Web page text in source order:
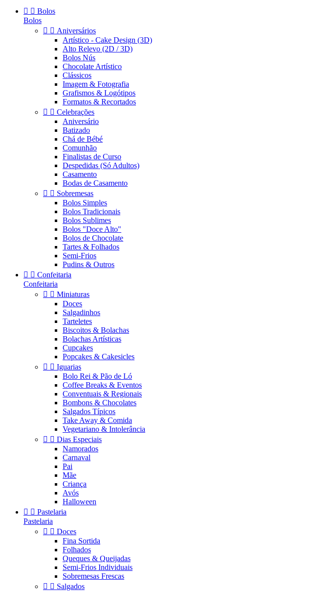
  Bolos
Bolos
  Aniversários
Artístico - Cake Design (3D)
Alto Relevo (2D / 3D)
Bolos Nús
Chocolate Artístico
Clássicos
Imagem & Fotografia
Grafismos & Logótipos
Formatos & Recortados
  Celebrações
Aniversário
Batizado
Chá de Bébé
Comunhão
Finalistas de Curso
Despedidas (Só Adultos)
Casamento
Bodas de Casamento
  Sobremesas
Bolos Simples
Bolos Tradicionais
Bolos Sublimes
Bolos "Doce Alto"
Bolos de Chocolate
Tartes & Folhados
Semi-Frios
Pudins & Outros
  Confeitaria
Confeitaria
  Miniaturas
Doces
Salgadinhos
Tarteletes
Biscoitos & Bolachas
Bolachas Artísticas
Cupcakes
Popcakes & Cakesicles
  Iguarias
Bolo Rei & Pão de Ló
Coffee Breaks & Eventos
Conventuais & Regionais
Bombons & Chocolates
Salgados Típicos
Take Away & Comida
Vegetariano & Intolerância
  Dias Especiais
Namorados
Carnaval
Pai
Mãe
Criança
Avós
Halloween
  Pastelaria
Pastelaria
  Doces
Fina Sortida
Folhados
Queques & Queijadas
Semi-Frios Individuais
Sobremesas Frescas
  Salgados